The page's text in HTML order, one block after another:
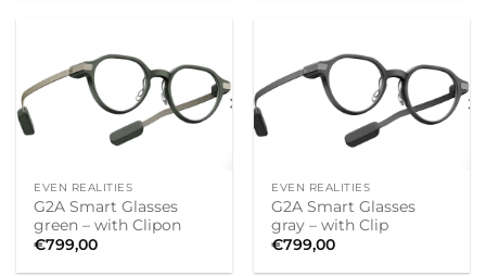
EVEN REALITIES
G2A Smart Glasses
green – with Clipon
€799,00
EVEN REALITIES
G2A Smart Glasses
gray – with Clip
€799,00